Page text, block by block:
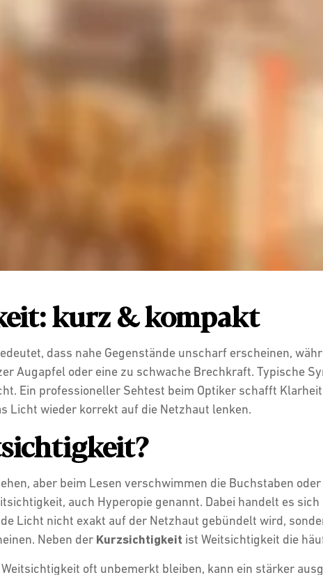
kurz & kompakt
dass nahe Gegenstände unscharf erscheinen,
Augapfel oder eine zu schwache Brechkraft. Typische
Ein professioneller Sehtest beim Optiker schafft
Licht wieder korrekt auf die Netzhaut lenken.
aber beim Lesen verschwimmen die Buchstaben
auch Hyperopie genannt. Dabei handelt es
Licht nicht exakt auf der Netzhaut gebündelt wird,
Neben der Kurzsichtigkeit ist Weitsichtigkeit die
oft unbemerkt bleiben, kann ein stärker